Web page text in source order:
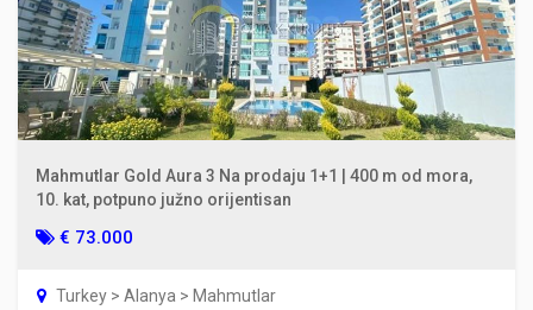
Mahmutlar Gold Aura 3 Na prodaju 1+1 | 400 m od mora,
10. kat, potpuno južno orijentisan
€ 73.000
Turkey > Alanya > Mahmutlar